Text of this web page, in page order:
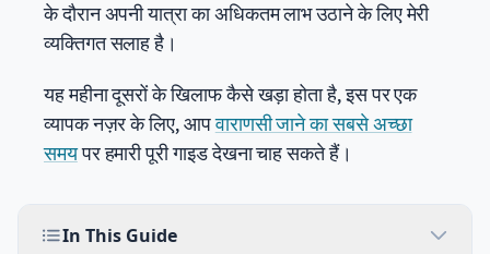
के दौरान अपनी यात्रा का अधिकतम लाभ उठाने के लिए मेरी
व्यक्तिगत सलाह है।
यह महीना दूसरों के खिलाफ कैसे खड़ा होता है, इस पर एक
व्यापक नज़र के लिए, आपवाराणसी जाने का सबसे अच्छा
समयपर हमारी पूरी गाइड देखना चाह सकते हैं।
In This Guide